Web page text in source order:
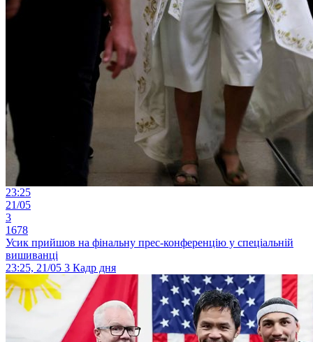
23:25
21/05
3
1678
Усик прийшов на фінальну прес-конференцію у спеціальній
вишиванці
23:25, 21/05 3 Кадр дня